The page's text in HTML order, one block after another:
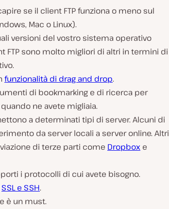
se il client FTP funziona o meno sul
Mac o Linux).
versioni del vostro sistema operativo
FTP sono molto migliori di altri in termini di
funzionalità di drag and drop.
di bookmarking e di ricerca per
ne avete migliaia.
a determinati tipi di server. Alcuni di
da server locali a server online. Altri
di terze parti come Dropbox e
i protocolli di cui avete bisogno.
SSL e SSH.
è un must.